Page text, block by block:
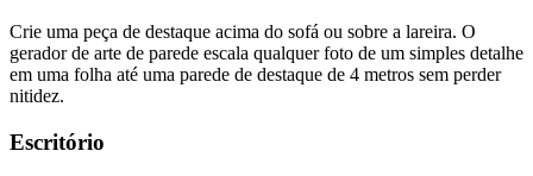
Crie uma peça de destaque acima do sofá ou sobre a lareira. O
gerador de arte de parede escala qualquer foto de um simples detalhe
em uma folha até uma parede de destaque de 4 metros sem perder
nitidez.
Escritório